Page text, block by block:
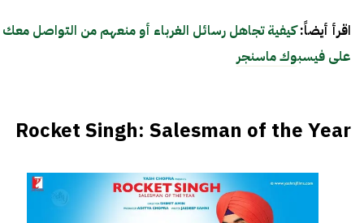
اقرأ أيضاً:كيفية تجاهل رسائل الغرباء أو منعهم من التواصل معك
على فيسبوك ماسنجر
Rocket Singh: Salesman of the Year